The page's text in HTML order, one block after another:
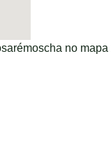
no mapa